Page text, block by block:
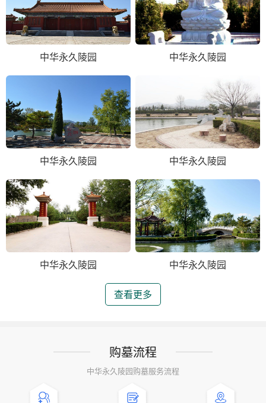
中华永久陵园 中华永久陵园
中华永久陵园 中华永久陵园
中华永久陵园 中华永久陵园
查看更多
购墓流程
中华永久陵园购墓服务流程